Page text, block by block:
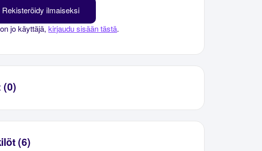
Rekisteröidy ilmaiseksi
jo käyttäjä,kirjaudu sisään tästä.
(0)
(6)